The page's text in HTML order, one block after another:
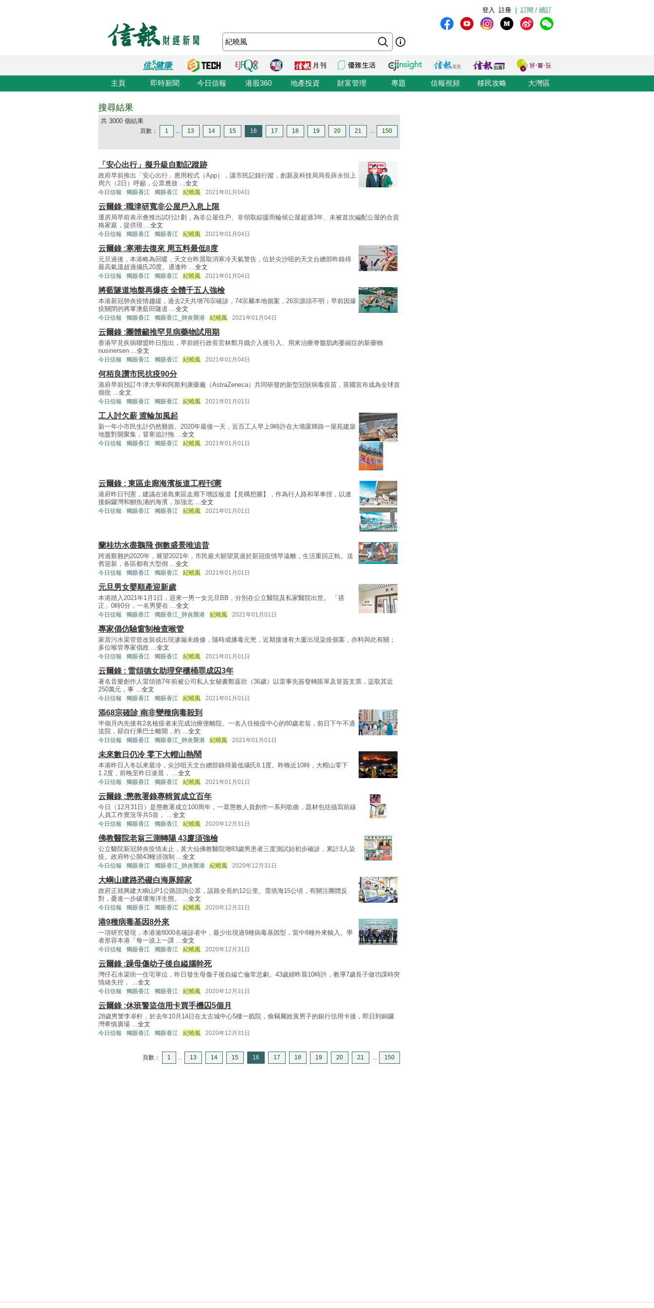
訂閱 / 續訂
註冊
登入
主頁 即時新聞 今日信報 港股360 地產投資 財富管理 專題 信報視頻 移民攻略 大灣區
搜尋結果
共 3000 個結果
頁數： 1 ... 13 14 15 16 17 18 19 20 21 ... 150
「安心出行」擬升級自動記蹤跡
政府早前推出「安心出行」應用程式（App），讓市民記錄行蹤，創新及科技局局長薛永恒上
周六（2日）呼籲，公眾應放 ...全文
今日信報 獨眼香江 獨眼香江 紀曉風 2021年01月04日
云爾錄 :職津研寬非公屋戶入息上限
運房局早前表示會推出試行計劃，為非公屋住戶、非領取綜援而輪候公屋超過3年、未被首次編配公屋的合資
格家庭，提供現 ...全文
今日信報 獨眼香江 獨眼香江 紀曉風 2021年01月04日
云爾錄 :寒潮去復來 周五料最低8度
元旦過後，本港略為回暖，天文台昨晨取消寒冷天氣警告，位於尖沙咀的天文台總部昨錄得
最高氣溫超過攝氏20度。適逢昨 ...全文
今日信報 獨眼香江 獨眼香江 紀曉風 2021年01月04日
將藍隧道地盤再爆疫 全體千五人強檢
本港新冠肺炎疫情趨緩，過去2天共增76宗確診，74宗屬本地個案，26宗源頭不明；早前因爆
疫關閉的將軍澳藍田隧道 ...全文
今日信報 獨眼香江 獨眼香江_肺炎襲港 紀曉風 2021年01月04日
云爾錄 :團體籲推罕見病藥物試用期
香港罕見疾病聯盟昨日指出，早前經行政長官林鄭月娥介入後引入、用來治療脊髓肌肉萎縮症的新藥物
nusinersen ...全文
今日信報 獨眼香江 獨眼香江 紀曉風 2021年01月04日
何栢良讚市民抗疫90分
港府早前預訂牛津大學和阿斯利康藥廠（AstraZeneca）共同研發的新型冠狀病毒疫苗，英國宣布成為全球首
個批 ...全文
今日信報 獨眼香江 獨眼香江 紀曉風 2021年01月01日
工人討欠薪 渡輪加風起
新一年小市民生計仍然難捱。2020年最後一天，近百工人早上9時許在大埔露輝路一屋苑建築
地盤對開聚集，冒寒追討拖 ...全文
今日信報 獨眼香江 獨眼香江 紀曉風 2021年01月01日
云爾錄 : 東區走廊海濱板道工程刊憲
港府昨日刊憲，建議在港島東區走廊下增設板道【見構想圖】，作為行人路和單車徑，以連
接銅鑼灣和鰂魚涌的海濱，加強北 ...全文
今日信報 獨眼香江 獨眼香江 紀曉風 2021年01月01日
蘭桂坊水盡鵝飛 倒數盛景唯追昔
跨過艱難的2020年，展望2021年，市民最大願望莫過於新冠疫情早遠離，生活重回正軌。送
舊迎新，各區都有大型倒 ...全文
今日信報 獨眼香江 獨眼香江 紀曉風 2021年01月01日
元旦男女嬰順產迎新歲
本港踏入2021年1月1日，迎來一男一女元旦BB，分別在公立醫院及私家醫院出世。 「搭
正」0時0分，一名男嬰在 ...全文
今日信報 獨眼香江 獨眼香江_肺炎襲港 紀曉風 2021年01月01日
專家倡仿驗窗制檢查喉管
家居污水渠管曾改裝或出現滲漏未維修，隨時成播毒元兇，近期接連有大廈出現染疫個案，亦料與此有關；
多位喉管專家倡政 ...全文
今日信報 獨眼香江 獨眼香江 紀曉風 2021年01月01日
云爾錄 : 雷頌德女助理穿櫃桶罪成囚3年
著名音樂創作人雷頌德7年前被公司私人女秘書鄭嘉欣（36歲）以雷事先簽發轉賬單及冒簽支票，盜取其近
250萬元，事 ...全文
今日信報 獨眼香江 獨眼香江 紀曉風 2021年01月01日
添68宗確診 南非變種病毒殺到
半個月內先後有2名檢疫者未完成治療便離院。一名入住檢疫中心的80歲老翁，前日下午不適
送院，卻自行乘巴士離開，約 ...全文
今日信報 獨眼香江 獨眼香江_肺炎襲港 紀曉風 2021年01月01日
未來數日仍冷 零下大帽山熱鬧
本港昨日入冬以來最冷，尖沙咀天文台總部錄得最低攝氏8.1度。昨晚近10時，大帽山零下
1.2度，前晚至昨日凌晨， ...全文
今日信報 獨眼香江 獨眼香江 紀曉風 2021年01月01日
云爾錄 :懲教署錄專輯賀成立百年
今日（12月31日）是懲教署成立100周年，一眾懲教人員創作一系列歌曲，題材包括描寫前線
人員工作實況等共5首， ...全文
今日信報 獨眼香江 獨眼香江 紀曉風 2020年12月31日
佛教醫院老翁三測轉陽 43廈須強檢
公立醫院新冠肺炎疫情未止，黃大仙佛教醫院增83歲男患者三度測試始初步確診，累計3人染
疫。政府昨公開43幢須強制 ...全文
今日信報 獨眼香江 獨眼香江_肺炎襲港 紀曉風 2020年12月31日
大嶼山建路恐礙白海豚歸家
政府正就興建大嶼山P1公路諮詢公眾，該路全長約12公里、需填海15公頃，有關注團體反
對，憂進一步破壞海洋生態。 ...全文
今日信報 獨眼香江 獨眼香江 紀曉風 2020年12月31日
港9種病毒基因8外來
一項研究發現，本港逾8000名確診者中，最少出現過9種病毒基因型，當中8種外來輸入。學
者形容本港「每一波上一課 ...全文
今日信報 獨眼香江 獨眼香江 紀曉風 2020年12月31日
云爾錄 :躁母傷幼子後自縊腦幹死
灣仔石水渠街一住宅單位，昨日發生母傷子後自縊亡倫常悲劇。43歲婦昨晨10時許，教導7歲長子做功課時突
情緒失控， ...全文
今日信報 獨眼香江 獨眼香江 紀曉風 2020年12月31日
云爾錄 :休班警盜信用卡買手機囚5個月
28歲男警李卓軒，於去年10月14日在太古城中心5樓一戲院，偷竊屬姓黃男子的銀行信用卡後，即日到銅鑼
灣希慎廣場 ...全文
今日信報 獨眼香江 獨眼香江 紀曉風 2020年12月31日
頁數： 1 ... 13 14 15 16 17 18 19 20 21 ... 150